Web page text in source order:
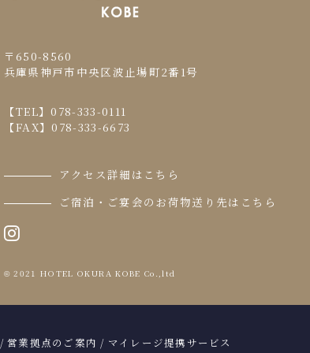
〒650-8560
兵庫県神戸市中央区波止場町2番1号
【TEL】 078-333-0111
【FAX】078-333-6673
アクセス詳細はこちら
ご宿泊・ご宴会のお荷物送り先はこちら
©2021 HOTEL OKURA KOBE Co.,ltd
/営業拠点のご案内 / マイレージ提携サービス